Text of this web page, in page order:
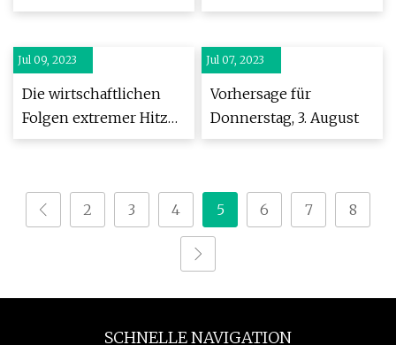
Klimawandels
50 neue Arbeitsplätze
Jul 09, 2023
Die wirtschaftlichen
Folgen extremer Hitze
werden mit der Zeit
Jul 07, 2023
Vorhersage für
Donnerstag, 3. August
2 3 4 5 6 7 8
SCHNELLE NAVIGATION